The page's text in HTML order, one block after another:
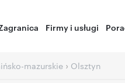
Firmy i usługi
mazurskie › Olsztyn